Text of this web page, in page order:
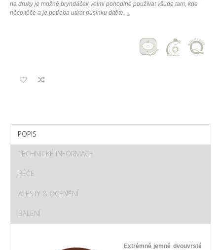
na druky je možné bryndáček velmi pohodlně používat všude tam, kde
něco těče a je potřeba utírat pusinku dítěte. „
POPIS
TECHNICKÉ INFORMACE
PÉČE
ATESTY & OCENĚNÍ
BALENÍ
Extrémně jemné dvouvrsté